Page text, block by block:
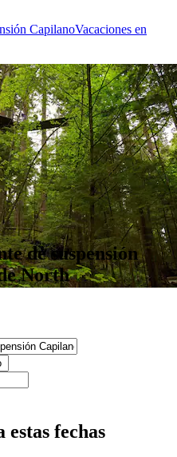
CapilanoVacaciones en
de suspensión
North
fechas